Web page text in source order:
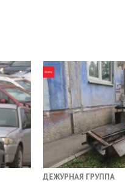
ДЕЖУРНАЯ ГРУППА